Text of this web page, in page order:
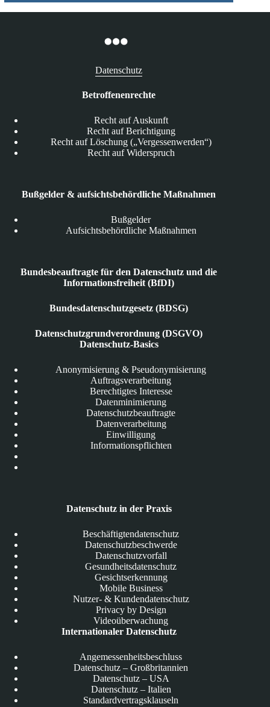
Datenschutz
Betroffenenrechte
Recht auf Auskunft
Recht auf Berichtigung
Recht auf Löschung („Vergessenwerden“)
Recht auf Widerspruch
Bußgelder & aufsichtsbehördliche Maßnahmen
Bußgelder
Aufsichtsbehördliche Maßnahmen
Bundesbeauftragte für den Datenschutz und die
Informationsfreiheit (BfDI)
Bundesdatenschutzgesetz (BDSG)
Datenschutzgrundverordnung (DSGVO)
Datenschutz-Basics
Anonymisierung & Pseudonymisierung
Auftragsverarbeitung
Berechtigtes Interesse
Datenminimierung
Datenschutzbeauftragte
Datenverarbeitung
Einwilligung
Informationspflichten
Datenschutz in der Praxis
Beschäftigtendatenschutz
Datenschutzbeschwerde
Datenschutzvorfall
Gesundheitsdatenschutz
Gesichtserkennung
Mobile Business
Nutzer- & Kundendatenschutz
Privacy by Design
Videoüberwachung
Internationaler Datenschutz
Angemessenheitsbeschluss
Datenschutz – Großbritannien
Datenschutz – USA
Datenschutz – Italien
Standardvertragsklauseln